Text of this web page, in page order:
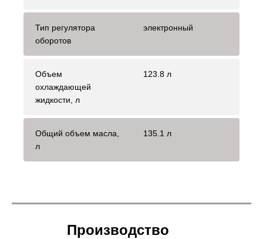
Тип регулятора
оборотов
электронный
Объем
охлаждающей
жидкости, л
123.8 л
Общий объем масла,
л
135.1 л
Производство